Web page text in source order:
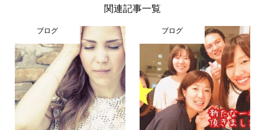
関連記事一覧
ブログ ブログ